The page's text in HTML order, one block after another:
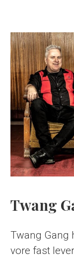
Twang
Twang Gang
vore fast